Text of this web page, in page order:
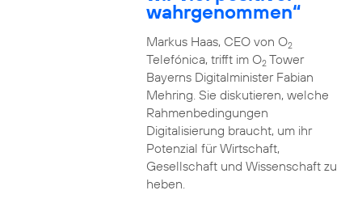
wahrgenommen“
Markus Haas, CEO von O2
Telefónica, trifft im O2Tower
Bayerns Digitalminister Fabian
Mehring. Sie diskutieren, welche
Rahmenbedingungen
Digitalisierung braucht, um ihr
Potenzial für Wirtschaft,
Gesellschaft und Wissenschaft zu
heben.